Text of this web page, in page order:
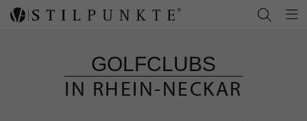
GOLFCLUBS
IN RHEIN-NECKAR